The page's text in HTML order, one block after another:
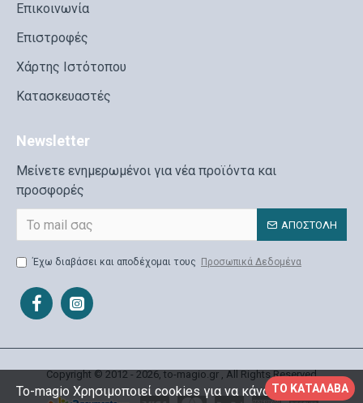
Επικοινωνία
Επιστροφές
Χάρτης Ιστότοπου
Κατασκευαστές
Newsletter
Μείνετε ενημερωμένοι για νέα προϊόντα και
προσφορές
ΑΠΟΣΤΟΛΉ
Έχω διαβάσει και αποδέχομαι τους Προσωπικά Δεδομένα
Copyright © 2012 - 2026, to-magio.gr , All Rights Reserved
ΤΟ ΚΑΤΆΛΑΒΑ
To-magio Χρησιμοποιεί cookies για να κάνουμε το site